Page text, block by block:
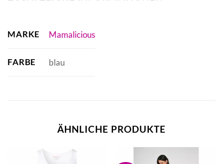
MARKE Mamalicious
FARBE blau
ÄHNLICHE PRODUKTE